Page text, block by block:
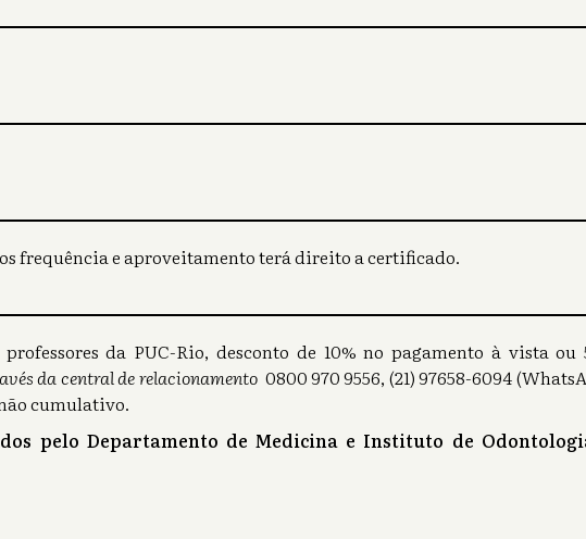
frequência e aproveitamento terá direito a certificado.
da PUC-Rio, desconto de 10% no pagamento à vista ou
da central de relacionamento0800 970 9556, (21) 97658-6094
cumulativo.
pelo Departamento de Medicina e Instituto de